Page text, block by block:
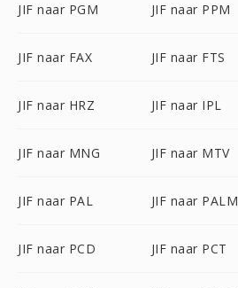
JIF naar PGM JIF naar PPM
JIF naar FAX JIF naar FTS
JIF naar HRZ JIF naar IPL
JIF naar MNG JIF naar MTV
JIF naar PAL JIF naar PALM
JIF naar PCD JIF naar PCT